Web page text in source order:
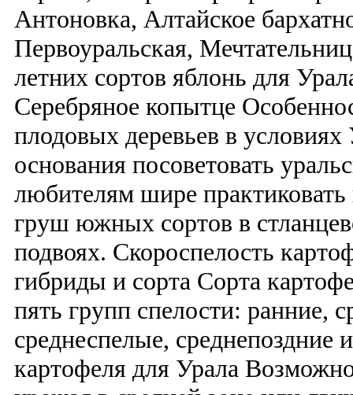
Антоновка, Алтайское
Первоуральская,
летних сортов яблонь для
Серебряное копытце
плодовых деревьев в
основания посоветовать
любителям шире
груш южных сортов в
подвоях. Скороспелость
гибриды и сорта Сорта
пять групп спелости: ранние,
среднеспелые, среднепоздние
картофеля для Урала